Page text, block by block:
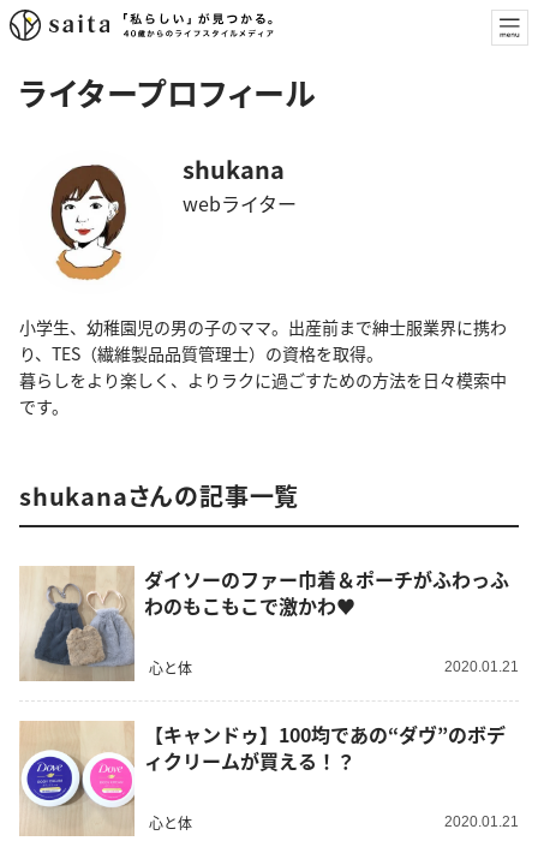
ライタープロフィール
shukana
webライター
小学生、幼稚園児の男の子のママ。出産前まで紳士服業界に携わ
り、TES（繊維製品品質管理士）の資格を取得。
暮らしをより楽しく、よりラクに過ごすための方法を日々模索中
です。
shukanaさんの記事一覧
ダイソーのファー巾着＆ポーチがふわっふ
わのもこもこで激かわ♥
心と体 2020.01.21
【キャンドゥ】100均であの“ダヴ”のボデ
ィクリームが買える！？
心と体 2020.01.21